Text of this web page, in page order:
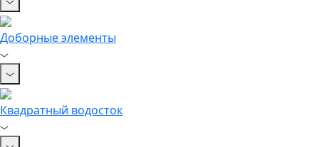
Доборные элементы
Квадратный водосток